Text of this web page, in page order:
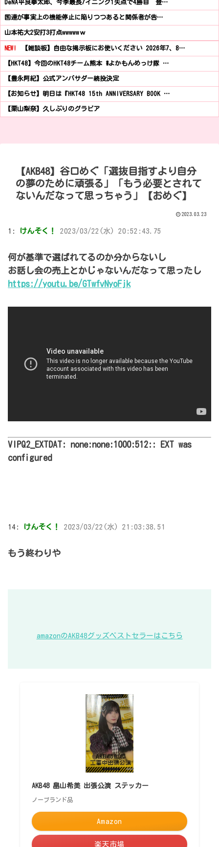
DeNA平良拳太郎、今季最長7イニング1失点で4勝目 登…
国連が事実上の機能停止に陥りつつあると関係者が告…
山本祐大2安打3打点wwwwwｗ
NEW! 【雑談板】自由な掲示板にお使いください 2026年7、8…
【HKT48】今回のHKT48チーム熊本 #よかもんめっけ隊 …
【豊永阿紀】公式アンバサダー続投決定
【お知らせ】明日は『HKT48 15th ANNIVERSARY BOOK …
【栗山梨奈】久しぶりのグラビア
【AKB48】谷口めぐ「選抜目指すより自分
の夢のために頑張る」「もう必要とされて
ないんだなって思っちゃう」【おめぐ】
2023.03.23
1: けんそく！ 2023/03/22(水) 20:52:43.75
何が基準で選ばれてるのか分からないし
お話し会の売上とかじゃないんだなって思ったし
https://youtu.be/GTwfvNyoFjk
VIPQ2_EXTDAT: none:none:1000:512:: EXT was
configured
14: けんそく！ 2023/03/22(水) 21:03:38.51
もう終わりや
amazonのAKB48グッズベストセラーはこちら
AKB48 畠山希美 出張公演 ステッカー
ノーブランド品
Amazon
楽天市場